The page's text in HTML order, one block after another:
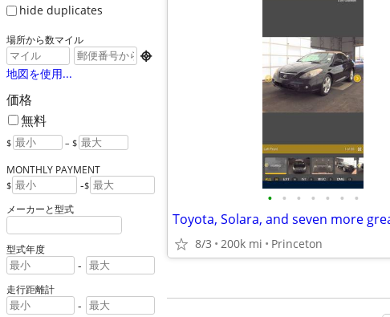
hide duplicates
場所から数マイル

地図を使用...
価格
無料
$ – $
MONTHLY PAYMENT
$ -$
メーカーと型式
型式年度
-
走行距離計
-
• • • • • • •
8/3 200k mi Princeton